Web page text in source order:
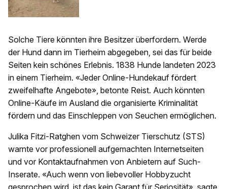
Solche Tiere könnten ihre Besitzer überfordern. Werde
der Hund dann im Tierheim abgegeben, sei das für beide
Seiten kein schönes Erlebnis. 1838 Hunde landeten 2023
in einem Tierheim. «Jeder Online-Hundekauf fördert
zweifelhafte Angebote», betonte Reist. Auch könnten
Online-Käufe im Ausland die organisierte Kriminalität
fördern und das Einschleppen von Seuchen ermöglichen.
Julika Fitzi-Ratghen vom Schweizer Tierschutz (STS)
warnte vor professionell aufgemachten Internetseiten
und vor Kontaktaufnahmen von Anbietern auf Such-
Inserate. «Auch wenn von liebevoller Hobbyzucht
gesprochen wird, ist das kein Garant für Seriosität», sagte